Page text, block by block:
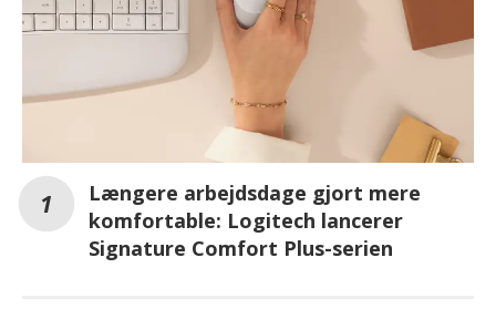
Længere arbejdsdage gjort mere
komfortable: Logitech lancerer
Signature Comfort Plus-serien